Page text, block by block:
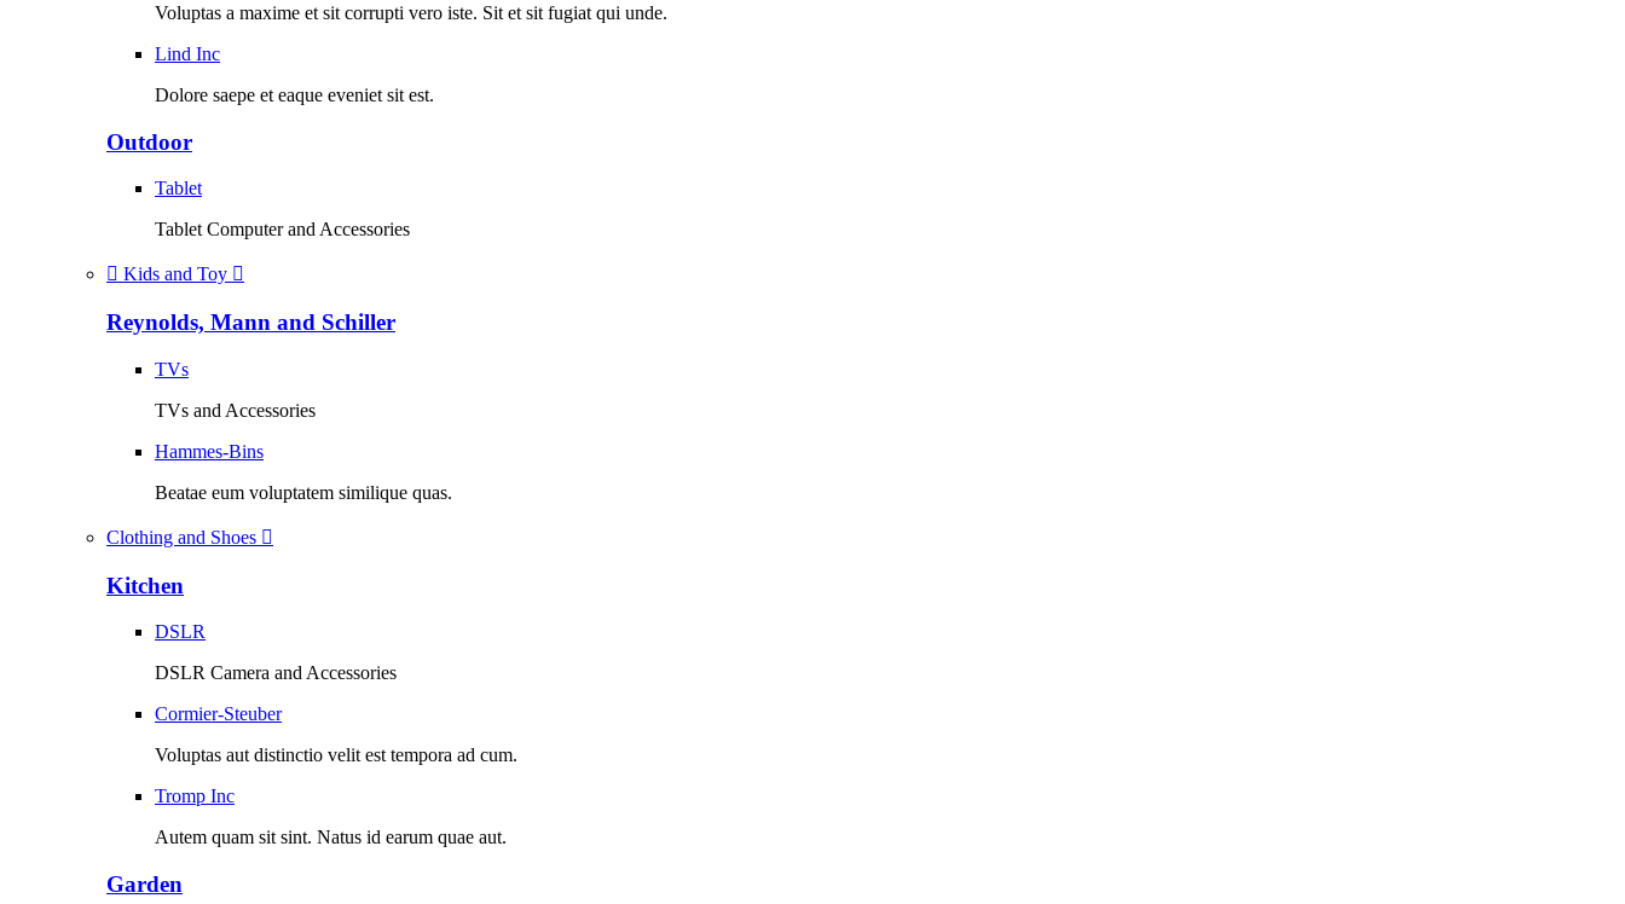
Voluptas a maxime et sit corrupti vero iste. Sit et sit fugiat qui unde.
Lind Inc
Dolore saepe et eaque eveniet sit est.
Outdoor
Tablet
Tablet Computer and Accessories
Kids and Toy
Reynolds, Mann and Schiller
TVs
TVs and Accessories
Hammes-Bins
Beatae eum voluptatem similique quas.
Clothing and Shoes
Kitchen
DSLR
DSLR Camera and Accessories
Cormier-Steuber
Voluptas aut distinctio velit est tempora ad cum.
Tromp Inc
Autem quam sit sint. Natus id earum quae aut.
Garden